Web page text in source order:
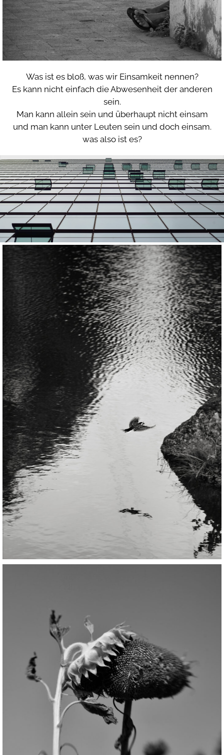
Was ist es bloß, was wir Einsamkeit nennen?
Es kann nicht einfach die Abwesenheit der anderen
sein.
Man kann allein sein und überhaupt nicht einsam
und man kann unter Leuten sein und doch einsam.
was also ist es?